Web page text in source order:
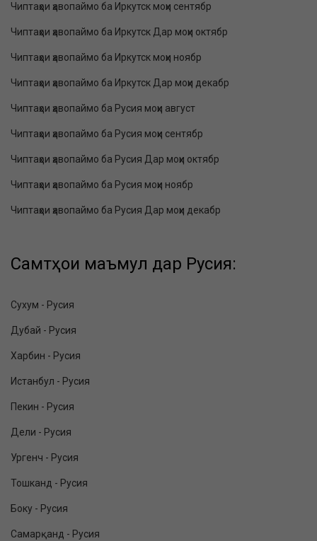
Чиптаҳои ҳавопаймо ба Иркутск моҳи сентябр
Чиптаҳои ҳавопаймо ба Иркутск Дар моҳи октябр
Чиптаҳои ҳавопаймо ба Иркутск моҳи ноябр
Чиптаҳои ҳавопаймо ба Иркутск Дар моҳи декабр
Чиптаҳои ҳавопаймо ба Русия моҳи август
Чиптаҳои ҳавопаймо ба Русия моҳи сентябр
Чиптаҳои ҳавопаймо ба Русия Дар моҳи октябр
Чиптаҳои ҳавопаймо ба Русия моҳи ноябр
Чиптаҳои ҳавопаймо ба Русия Дар моҳи декабр
Самтҳои маъмул дар Русия:
Сухум - Русия
Дубай - Русия
Харбин - Русия
Истанбул - Русия
Пекин - Русия
Дели - Русия
Ургенч - Русия
Тошканд - Русия
Боку - Русия
Самарқанд - Русия